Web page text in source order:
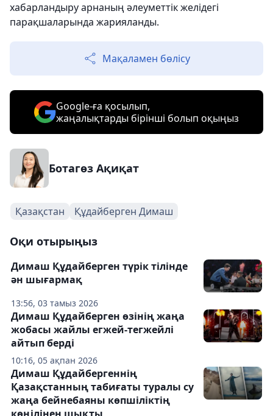
хабарландыру арнаның әлеуметтік желідегі
парақшаларында жарияланды.
Мақаламен бөлісу
Google-ға қосылып,
жаңалықтарды бірінші болып оқыңыз
Ботагөз Ақиқат
Қазақстан Құдайберген Димаш
Оқи отырыңыз
13:56, 03 тамыз 2026
Димаш Құдайберген түрік тілінде
ән шығармақ
10:16, 05 ақпан 2026
Димаш Құдайберген өзінің жаңа
жобасы жайлы егжей-тегжейлі
айтып берді
Димаш Құдайбергеннің
Қазақстанның табиғаты туралы су
жаңа бейнебаяны көпшіліктің